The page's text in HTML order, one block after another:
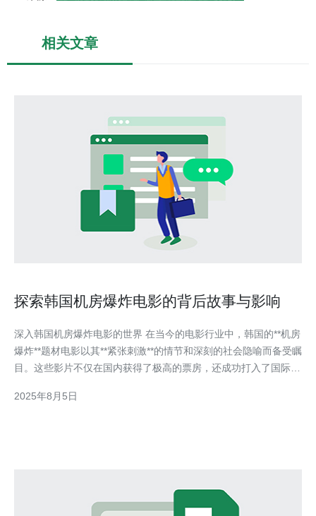
相关文章
探索韩国机房爆炸电影的背后故事与影响
深入韩国机房爆炸电影的世界 在当今的电影行业中，韩国的**机房
爆炸**题材电影以其**紧张刺激**的情节和深刻的社会隐喻而备受瞩
目。这些影片不仅在国内获得了极高的票房，还成功打入了国际市
故事与影响，帮助您更好地理解这一独特的文化现象。 在接下来
2025年8月5日